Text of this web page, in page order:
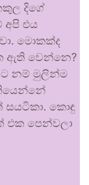
දිගේ
එය
මොකක්ද
ඇති වෙන්නෙ?
නම් මුලින්ම
සයටිකා. කොඳු
එක පෙන්වලා